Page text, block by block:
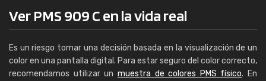
Ver PMS 909 C en la vida real
Es un riesgo tomar una decisión basada en la visualización de un
color en una pantalla digital. Para estar seguro del color correcto,
recomendamos utilizar un muestra de colores PMS físico. En